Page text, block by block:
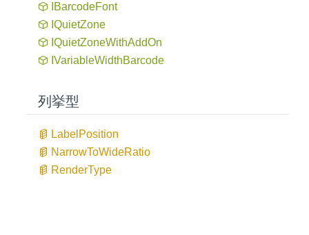
IBarcodeFont
IQuietZone
IQuietZoneWithAddOn
IVariableWidthBarcode
列挙型
Label Position
NarrowToWideRatio
RenderType